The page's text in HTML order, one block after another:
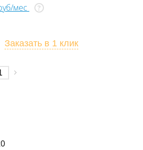
мес ?
Заказать в 1 клик